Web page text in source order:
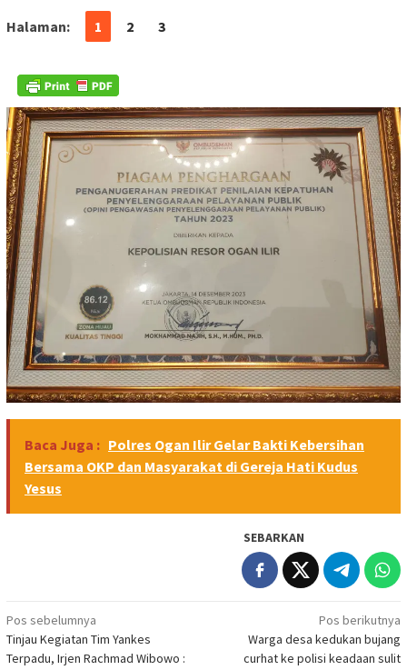
Halaman: 1 2 3
Baca Juga : Polres Ogan Ilir Gelar Bakti Kebersihan
Bersama OKP dan Masyarakat di Gereja Hati Kudus
Yesus
SEBARKAN
Navigasi
pos
Pos sebelumnya
Tinjau Kegiatan Tim Yankes
Terpadu, Irjen Rachmad Wibowo :
Pos berikutnya
Warga desa kedukan bujang
curhat ke polisi keadaan sulit